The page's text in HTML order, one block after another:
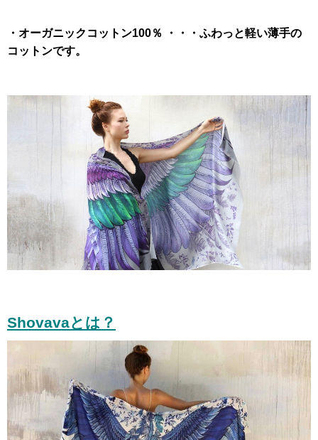
・オーガニックコットン100％ ・・・ふわっと軽い薄手の
コットンです。
Shovavaとは？